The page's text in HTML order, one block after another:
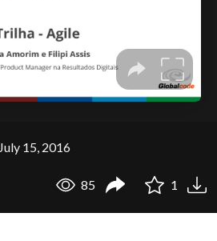
July 15, 2016
85 1